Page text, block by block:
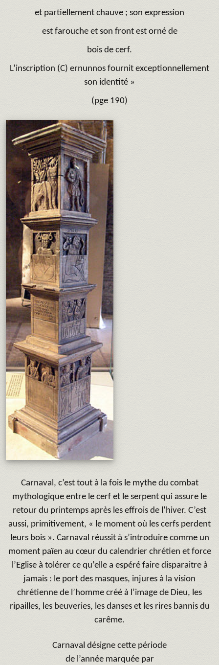
et partiellement chauve ; son expression
est farouche et son front est orné de
bois de cerf.
L’inscription (C) ernunnos fournit exceptionnellement
son identité »
(pge 190)
Carnaval, c’est tout à la fois le mythe du combat
mythologique entre le cerf et le serpent qui assure le
retour du printemps après les effrois de l’hiver. C’est
aussi, primitivement, « le moment où les cerfs perdent
leurs bois ». Carnaval réussit à s’introduire comme un
moment païen au cœur du calendrier chrétien et force
l’Eglise à tolérer ce qu’elle a espéré faire disparaitre à
jamais : le port des masques, injures à la vision
chrétienne de l’homme créé à l’image de Dieu, les
ripailles, les beuveries, les danses et les rires bannis du
carême.
Carnaval désigne cette période
de l’année marquée par